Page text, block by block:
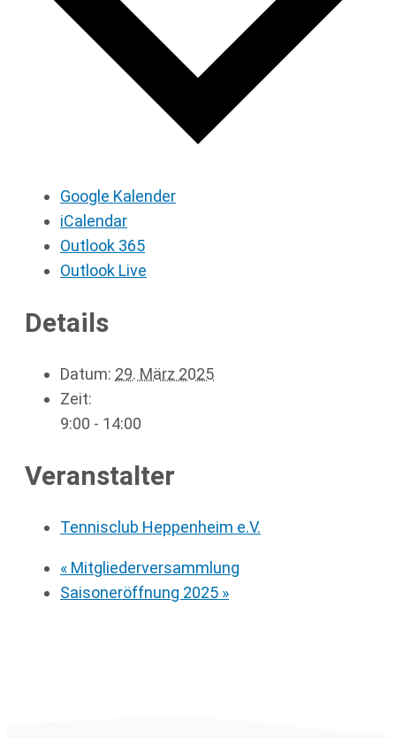
Google Kalender
iCalendar
Outlook 365
Outlook Live
Details
Datum: 29. März 2025
Zeit:
9:00 - 14:00
Veranstalter
Tennisclub Heppenheim e.V.
« Mitgliederversammlung
Saisoneröffnung 2025 »